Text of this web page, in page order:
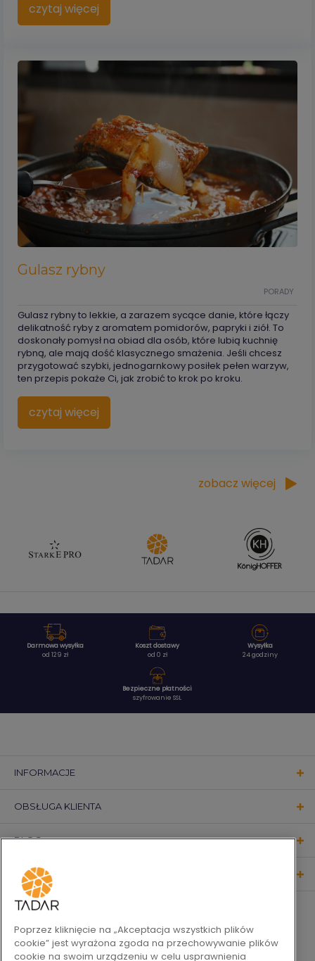
czytaj więcej
Gulasz rybny
PORADY
Gulasz rybny to lekkie, a zarazem sycące danie, które łączy
delikatność ryby z aromatem pomidorów, papryki i ziół. To
doskonały pomysł na obiad dla osób, które lubią kuchnię
rybną, ale mają dość klasycznego smażenia. Jeśli chcesz
przygotować szybki, jednogarnkowy posiłek pełen warzyw,
ten przepis pokaże Ci, jak zrobić to krok po kroku.
czytaj więcej
zobacz więcej
Darmowa wysyłka
od 129 zł
Koszt dostawy
od 0 zł
Wysyłka
24 godziny
Bezpieczne płatności
szyfrowanie SSL
INFORMACJE
OBSŁUGA KLIENTA
BLOG
KONTAKT
Poprzez kliknięcie na „Akceptacja wszystkich plików
cookie” jest wyrażona zgoda na przechowywanie plików
cookie na swoim urządzeniu w celu usprawnienia